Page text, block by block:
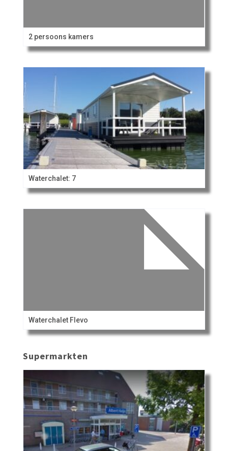
2 persoons kamers
Waterchalet: 7
Waterchalet Flevo
Supermarkten